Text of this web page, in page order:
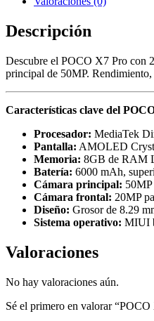
Descripción
Descubre el POCO X7 Pro con
principal de 50MP.
Características clave del
Procesador: MediaTek
Pantalla: AMOLED
Memoria: 8GB de RAM
Batería: 6000 mAh,
Cámara principal:
Cámara frontal: 20MP
Diseño: Grosor de 8.29
Sistema operativo: MIUI
Valoraciones
No hay valoraciones aún.
Sé el primero en valorar